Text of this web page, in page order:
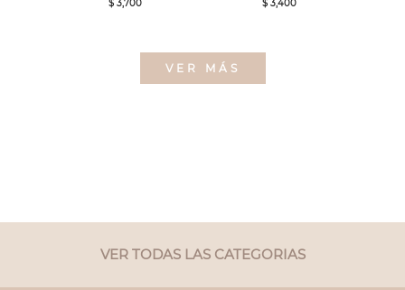
$ 3,700
$ 3,400
VER MÁS
VER TODAS LAS CATEGORIAS